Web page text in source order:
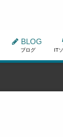
BLOG
ブログ IT